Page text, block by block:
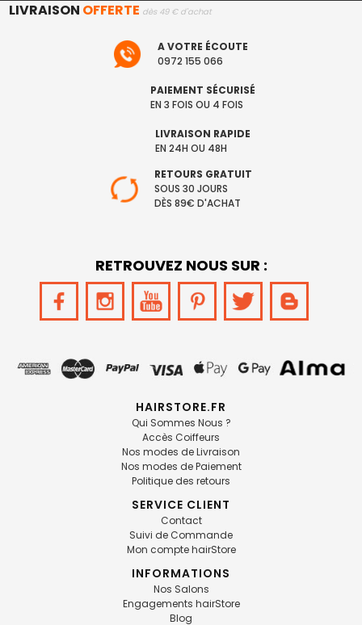
LIVRAISON OFFERTE dès 49 € d'achat
A VOTRE ÉCOUTE
0972 155 066
PAIEMENT SÉCURISÉ
EN 3 FOIS OU 4 FOIS
LIVRAISON RAPIDE
EN 24H OU 48H
RETOURS GRATUIT
SOUS 30 JOURS
DÈS 89€ D'ACHAT
RETROUVEZ NOUS SUR :
HAIRSTORE.FR
Qui Sommes Nous ?
Accès Coiffeurs
Nos modes de Livraison
Nos modes de Paiement
Politique des retours
SERVICE CLIENT
Contact
Suivi de Commande
Mon compte hairStore
INFORMATIONS
Nos Salons
Engagements hairStore
Blog